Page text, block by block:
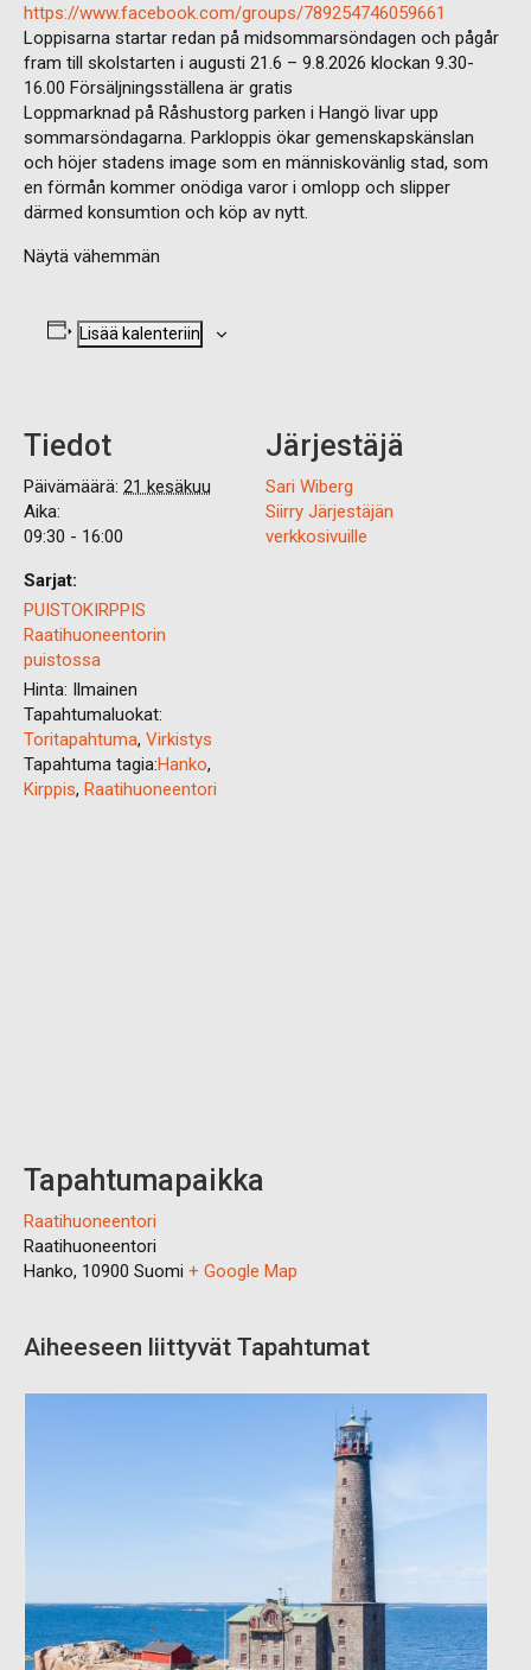
https://www.facebook.com/groups/789254746059661
Loppisarna startar redan på midsommarsöndagen och pågår
fram till skolstarten i augusti 21.6 – 9.8.2026 klockan 9.30-
16.00 Försäljningsställena är gratis
Loppmarknad på Råshustorg parken i Hangö livar upp
sommarsöndagarna. Parkloppis ökar gemenskapskänslan
och höjer stadens image som en människovänlig stad, som
en förmån kommer onödiga varor i omlopp och slipper
därmed konsumtion och köp av nytt.
Näytä vähemmän
Lisää kalenteriin
Tiedot
Päivämäärä: 21 kesäkuu
Aika:
09:30 - 16:00
Sarjat:
PUISTOKIRPPIS
Raatihuoneentorin
puistossa
Hinta: Ilmainen
Tapahtumaluokat:
Toritapahtuma, Virkistys
Tapahtuma tagia:Hanko,
Kirppis, Raatihuoneentori
Järjestäjä
Sari Wiberg
Siirry Järjestäjän
verkkosivuille
Tapahtumapaikka
Raatihuoneentori
Raatihuoneentori
Hanko, 10900 Suomi + Google Map
Aiheeseen liittyvät Tapahtumat